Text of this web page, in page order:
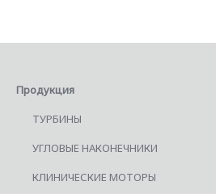
Продукция
ТУРБИНЫ
УГЛОВЫЕ НАКОНЕЧНИКИ
КЛИНИЧЕСКИЕ МОТОРЫ